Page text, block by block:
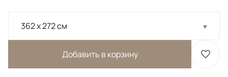
362 x 272 см
Добавить в корзину